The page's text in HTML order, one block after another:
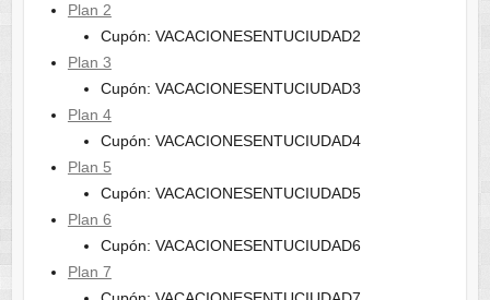
Plan 2
Cupón: VACACIONESENTUCIUDAD2
Plan 3
Cupón: VACACIONESENTUCIUDAD3
Plan 4
Cupón: VACACIONESENTUCIUDAD4
Plan 5
Cupón: VACACIONESENTUCIUDAD5
Plan 6
Cupón: VACACIONESENTUCIUDAD6
Plan 7